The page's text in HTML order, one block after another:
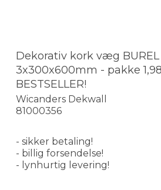
Dekorativ kork væg BUREL
3x300x600mm - pakke
BESTSELLER!
Wicanders Dekwall
81000356
- sikker betaling!
- billig forsendelse!
- lynhurtig levering!